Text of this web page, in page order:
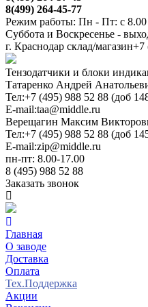
8(499) 264-45-77
Режим работы: Пн - Пт: с 8.00
Суббота и Воскресенье -
г. Краснодар склад/магазин+7
Тензодатчики и блоки
Татаренко Андрей
Тел:+7 (495) 988 52 88 (доб
E-mail:taa@middle.ru
Верещагин Максим
Тел:+7 (495) 988 52 88 (доб
E-mail:zip@middle.ru
пн-пт: 8.00-17.00
8 (495) 988 52 88
Заказать звонок
Главная
О заводе
Доставка
Оплата
Тех.Поддержка
Акции